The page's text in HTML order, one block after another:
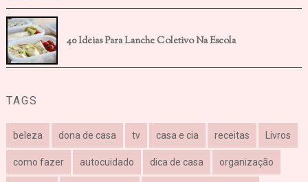
40 Ideias Para Lanche Coletivo Na Escola
TAGS
beleza dona de casa tv casa e cia receitas Livros
como fazer autocuidado dica de casa organização